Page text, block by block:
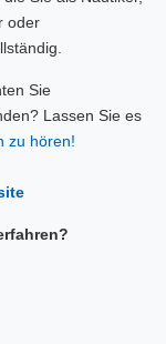
oder
Sie
Lassen Sie es
zu hören!